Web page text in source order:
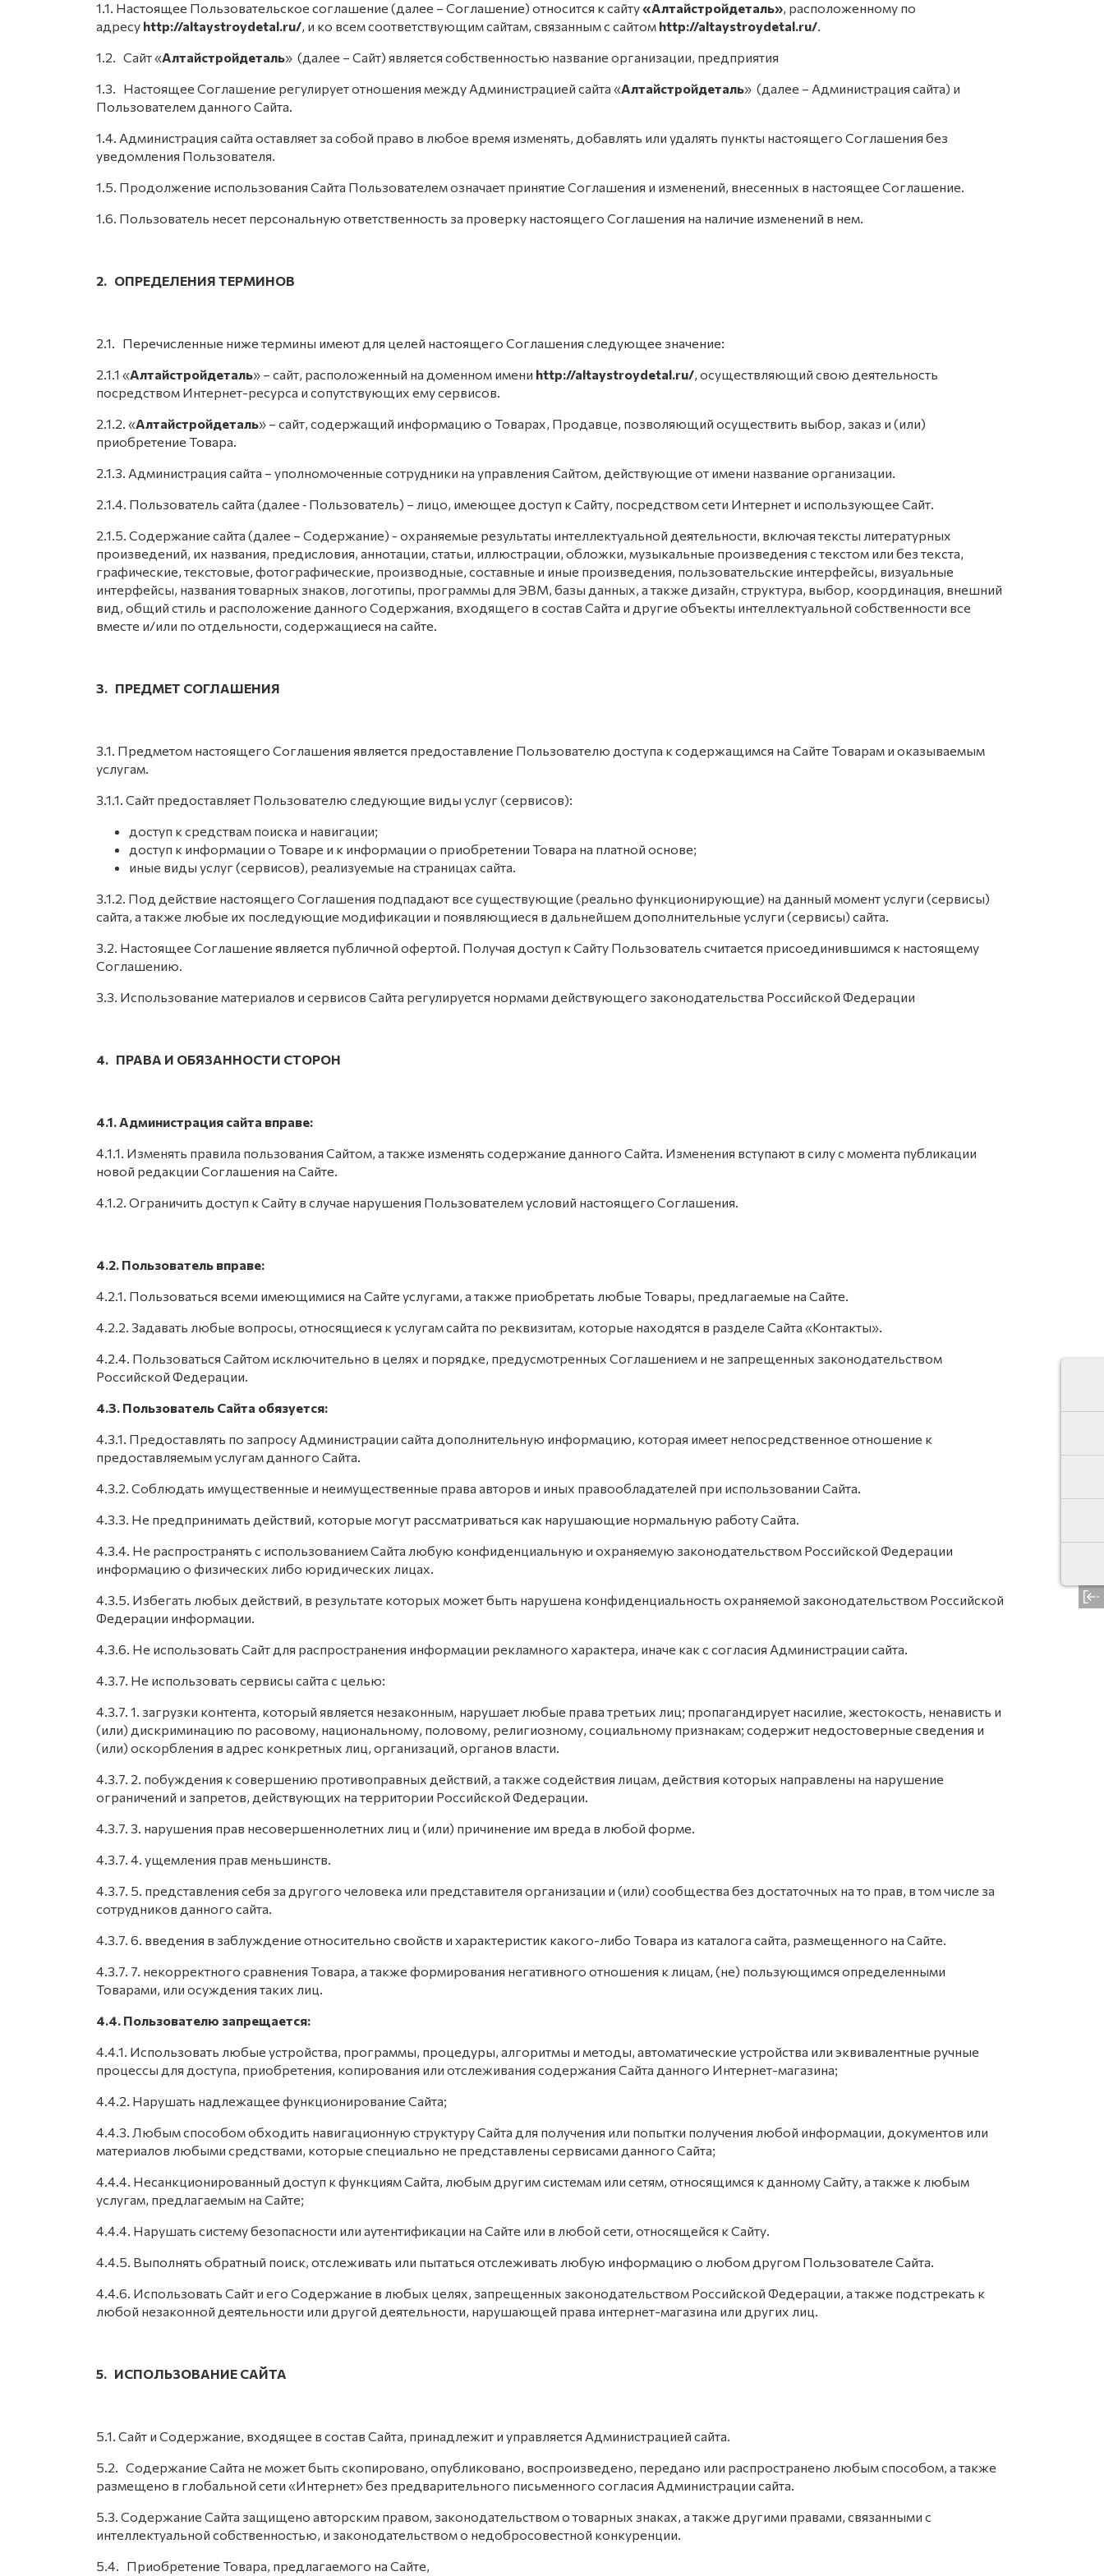
1.1. Настоящее Пользовательское соглашение (далее – Соглашение) относится к сайту«Алтайстройдеталь», расположенному по
адресу http://altaystroydetal.ru/, и ко всем соответствующим сайтам, связанным с сайтом http://altaystroydetal.ru/.
1.2. Сайт «Алтайстройдеталь» (далее – Сайт) является собственностью название организации, предприятия
1.3. Настоящее Соглашение регулирует отношения между Администрацией сайта «Алтайстройдеталь» (далее – Администрация сайта) и
Пользователем данного Сайта.
1.4. Администрация сайта оставляет за собой право в любое время изменять, добавлять или удалять пункты настоящего Соглашения без
уведомления Пользователя.
1.5. Продолжение использования Сайта Пользователем означает принятие Соглашения и изменений, внесенных в настоящее Соглашение.
1.6. Пользователь несет персональную ответственность за проверку настоящего Соглашения на наличие изменений в нем.
2. ОПРЕДЕЛЕНИЯ ТЕРМИНОВ
2.1. Перечисленные ниже термины имеют для целей настоящего Соглашения следующее значение:
2.1.1 «Алтайстройдеталь» – сайт, расположенный на доменном имени http://altaystroydetal.ru/, осуществляющий свою деятельность
посредством Интернет-ресурса и сопутствующих ему сервисов.
2.1.2. «Алтайстройдеталь» – сайт, содержащий информацию о Товарах, Продавце, позволяющий осуществить выбор, заказ и (или)
приобретение Товара.
2.1.3. Администрация сайта – уполномоченные сотрудники на управления Сайтом, действующие от имени название организации.
2.1.4. Пользователь сайта (далее ‑ Пользователь) – лицо, имеющее доступ к Сайту, посредством сети Интернет и использующее Сайт.
2.1.5. Содержание сайта (далее – Содержание) - охраняемые результаты интеллектуальной деятельности, включая тексты литературных
произведений, их названия, предисловия, аннотации, статьи, иллюстрации, обложки, музыкальные произведения с текстом или без текста,
графические, текстовые, фотографические, производные, составные и иные произведения, пользовательские интерфейсы, визуальные
интерфейсы, названия товарных знаков, логотипы, программы для ЭВМ, базы данных, а также дизайн, структура, выбор, координация, внешний
вид, общий стиль и расположение данного Содержания, входящего в состав Сайта и другие объекты интеллектуальной собственности все
вместе и/или по отдельности, содержащиеся на сайте.
3. ПРЕДМЕТ СОГЛАШЕНИЯ
3.1. Предметом настоящего Соглашения является предоставление Пользователю доступа к содержащимся на Сайте Товарам и оказываемым
услугам.
3.1.1. Сайт предоставляет Пользователю следующие виды услуг (сервисов):
доступ к средствам поиска и навигации;
доступ к информации о Товаре и к информации о приобретении Товара на платной основе;
иные виды услуг (сервисов), реализуемые на страницах сайта.
3.1.2. Под действие настоящего Соглашения подпадают все существующие (реально функционирующие) на данный момент услуги (сервисы)
сайта, а также любые их последующие модификации и появляющиеся в дальнейшем дополнительные услуги (сервисы) сайта.
3.2. Настоящее Соглашение является публичной офертой. Получая доступ к Сайту Пользователь считается присоединившимся к настоящему
Соглашению.
3.3. Использование материалов и сервисов Сайта регулируется нормами действующего законодательства Российской Федерации
4. ПРАВА И ОБЯЗАННОСТИ СТОРОН
4.1. Администрация сайта вправе:
4.1.1. Изменять правила пользования Сайтом, а также изменять содержание данного Сайта. Изменения вступают в силу с момента публикации
новой редакции Соглашения на Сайте.
4.1.2. Ограничить доступ к Сайту в случае нарушения Пользователем условий настоящего Соглашения.
4.2. Пользователь вправе:
4.2.1. Пользоваться всеми имеющимися на Сайте услугами, а также приобретать любые Товары, предлагаемые на Сайте.
4.2.2. Задавать любые вопросы, относящиеся к услугам сайта по реквизитам, которые находятся в разделе Сайта «Контакты».
4.2.4. Пользоваться Сайтом исключительно в целях и порядке, предусмотренных Соглашением и не запрещенных законодательством
Российской Федерации.
4.3. Пользователь Сайта обязуется:
4.3.1. Предоставлять по запросу Администрации сайта дополнительную информацию, которая имеет непосредственное отношение к
предоставляемым услугам данного Сайта.
4.3.2. Соблюдать имущественные и неимущественные права авторов и иных правообладателей при использовании Сайта.
4.3.3. Не предпринимать действий, которые могут рассматриваться как нарушающие нормальную работу Сайта.
4.3.4. Не распространять с использованием Сайта любую конфиденциальную и охраняемую законодательством Российской Федерации
информацию о физических либо юридических лицах.
4.3.5. Избегать любых действий, в результате которых может быть нарушена конфиденциальность охраняемой законодательством Российской
Федерации информации.
4.3.6. Не использовать Сайт для распространения информации рекламного характера, иначе как с согласия Администрации сайта.
4.3.7. Не использовать сервисы сайта с целью:
4.3.7. 1. загрузки контента, который является незаконным, нарушает любые права третьих лиц; пропагандирует насилие, жестокость, ненависть и
(или) дискриминацию по расовому, национальному, половому, религиозному, социальному признакам; содержит недостоверные сведения и
(или) оскорбления в адрес конкретных лиц, организаций, органов власти.
4.3.7. 2. побуждения к совершению противоправных действий, а также содействия лицам, действия которых направлены на нарушение
ограничений и запретов, действующих на территории Российской Федерации.
4.3.7. 3. нарушения прав несовершеннолетних лиц и (или) причинение им вреда в любой форме.
4.3.7. 4. ущемления прав меньшинств.
4.3.7. 5. представления себя за другого человека или представителя организации и (или) сообщества без достаточных на то прав, в том числе за
сотрудников данного сайта.
4.3.7. 6. введения в заблуждение относительно свойств и характеристик какого-либо Товара из каталога сайта, размещенного на Сайте.
4.3.7. 7. некорректного сравнения Товара, а также формирования негативного отношения к лицам, (не) пользующимся определенными
Товарами, или осуждения таких лиц.
4.4. Пользователю запрещается:
4.4.1. Использовать любые устройства, программы, процедуры, алгоритмы и методы, автоматические устройства или эквивалентные ручные
процессы для доступа, приобретения, копирования или отслеживания содержания Сайта данного Интернет-магазина;
4.4.2. Нарушать надлежащее функционирование Сайта;
4.4.3. Любым способом обходить навигационную структуру Сайта для получения или попытки получения любой информации, документов или
материалов любыми средствами, которые специально не представлены сервисами данного Сайта;
4.4.4. Несанкционированный доступ к функциям Сайта, любым другим системам или сетям, относящимся к данному Сайту, а также к любым
услугам, предлагаемым на Сайте;
4.4.4. Нарушать систему безопасности или аутентификации на Сайте или в любой сети, относящейся к Сайту.
4.4.5. Выполнять обратный поиск, отслеживать или пытаться отслеживать любую информацию о любом другом Пользователе Сайта.
4.4.6. Использовать Сайт и его Содержание в любых целях, запрещенных законодательством Российской Федерации, а также подстрекать к
любой незаконной деятельности или другой деятельности, нарушающей права интернет-магазина или других лиц.
5. ИСПОЛЬЗОВАНИЕ САЙТА
5.1. Сайт и Содержание, входящее в состав Сайта, принадлежит и управляется Администрацией сайта.
5.2. Содержание Сайта не может быть скопировано, опубликовано, воспроизведено, передано или распространено любым способом, а также
размещено в глобальной сети «Интернет» без предварительного письменного согласия Администрации сайта.
5.3. Содержание Сайта защищено авторским правом, законодательством о товарных знаках, а также другими правами, связанными с
интеллектуальной собственностью, и законодательством о недобросовестной конкуренции.
5.4. Приобретение Товара, предлагаемого на Сайте,